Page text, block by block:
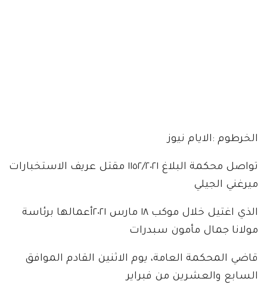
الخرطوم :الايام نيوز
تواصل محكمة البلاغ ١١٥٢/٢٠٢١ مقتل عريف الاستخبارات
ميرغني الجيلي
الذي اغتيل خلال موكب ١٨ مارس ٢٠٢١أعمالها برئاسة
مولانا جمال مأمون سبدرات
قاضي المحكمة العامة، يوم الاثنين القادم الموافق
السابع والعشرين من فبراير